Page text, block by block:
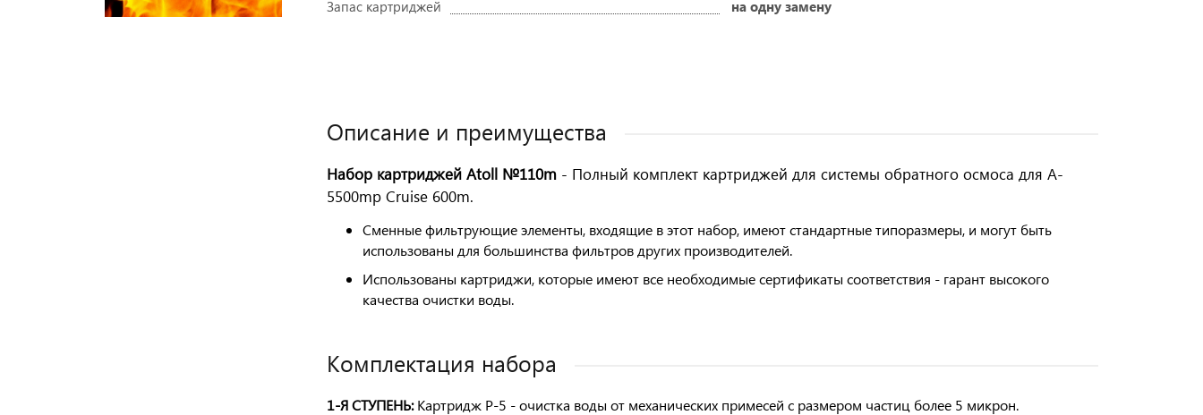
Оставить отзыв
Запас картриджей
на одну замену
Описание и преимущества
Набор картриджей Atoll №110m - Полный комплект картриджей для системы обратного осмоса для A-
5500mp Cruise 600m.
Сменные фильтрующие элементы, входящие в этот набор, имеют стандартные типоразмеры, и могут быть
использованы для большинства фильтров других производителей.
Использованы картриджи, которые имеют все необходимые сертификаты соответствия - гарант высокого
качества очистки воды.
Комплектация набора
1-Я СТУПЕНЬ:Картридж P-5 - очистка воды от механических примесей с размером частиц более 5 микрон.